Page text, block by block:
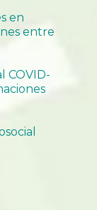
en
entre
COVID-